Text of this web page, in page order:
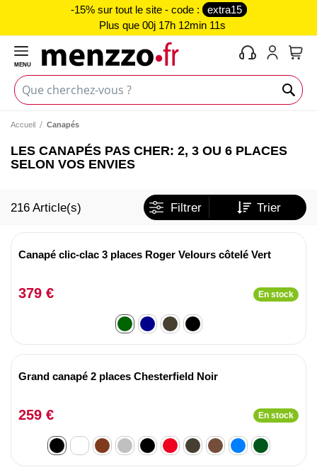
-15% sur tout le site - code :
extra15
Plus que 00j 17h 12min 10s
MENU
Accueil Canapés
LES CANAPÉS PAS CHER: 2, 3 OU 6 PLACES
SELON VOS ENVIES
216 Article(s) Filtrer Trier
Canapé clic-clac 3 places Roger Velours côtelé Vert
379 € En stock
Grand canapé 2 places Chesterfield Noir
259 € En stock